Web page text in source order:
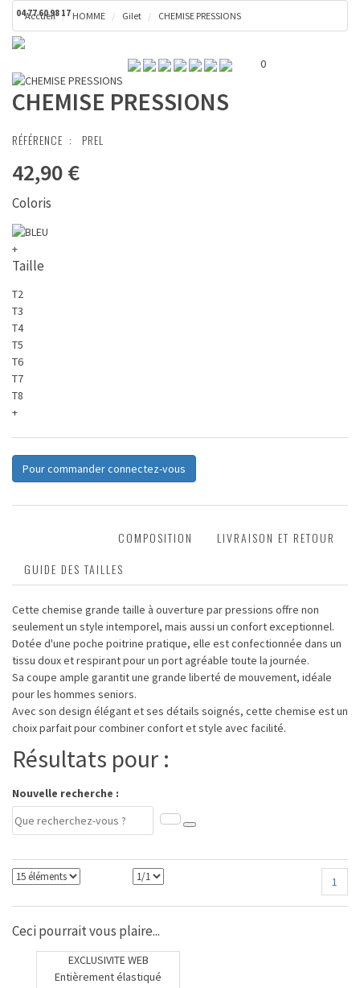
04 77 60 98 17
0
Accueil HOMME Gilet CHEMISE PRESSIONS
CHEMISE PRESSIONS
RÉFÉRENCE : PREL
42,90 €
Coloris
+
Taille
T2
T3
T4
T5
T6
T7
T8
+
Pour commander connectez-vous
COMPOSITION
LIVRAISON ET RETOUR
GUIDE DES TAILLES
Cette chemise grande taille à ouverture par pressions offre non
seulement un style intemporel, mais aussi un confort exceptionnel.
Dotée d'une poche poitrine pratique, elle est confectionnée dans un
tissu doux et respirant pour un port agréable toute la journée.
Sa coupe ample garantit une grande liberté de mouvement, idéale
pour les hommes seniors.
Avec son design élégant et ses détails soignés, cette chemise est un
choix parfait pour combiner confort et style avec facilité.
Résultats pour :
Nouvelle recherche :
1
Ceci pourrait vous plaire...
EXCLUSIVITE WEB
Entièrement élastiqué